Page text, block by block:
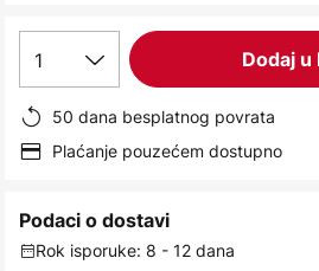
1 Dodaj u
50 dana besplatnog povrata
Plaćanje pouzećem dostupno
Podaci o dostavi
Rok isporuke: 8 - 12 dana